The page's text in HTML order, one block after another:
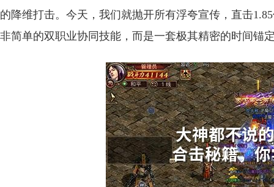
的降维打击。今天，我们就抛开所有浮夸宣传，直击
非简单的双职业协同技能，而是一套极其精密的时间锚